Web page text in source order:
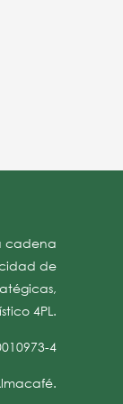
cadena
de
4PL.
4